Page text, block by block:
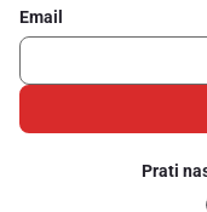
Email
Prati